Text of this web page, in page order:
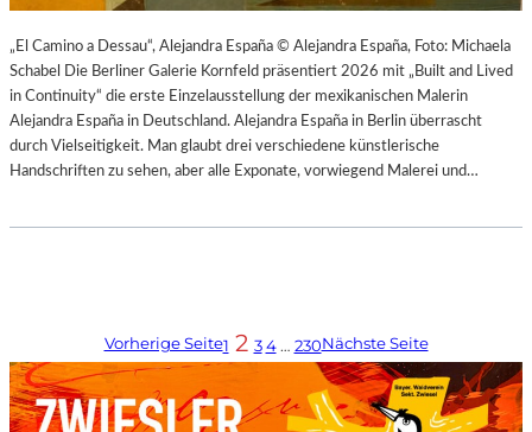
„El Camino a Dessau“, Alejandra España © Alejandra España, Foto: Michaela
Schabel Die Berliner Galerie Kornfeld präsentiert 2026 mit „Built and Lived
in Continuity“ die erste Einzelausstellung der mexikanischen Malerin
Alejandra España in Deutschland. Alejandra España in Berlin überrascht
durch Vielseitigkeit. Man glaubt drei verschiedene künstlerische
Handschriften zu sehen, aber alle Exponate, vorwiegend Malerei und…
Vorherige Seite1 2 3 4 … 230Nächste Seite